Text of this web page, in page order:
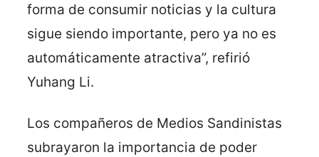
forma de consumir noticias y la cultura
sigue siendo importante, pero ya no es
automáticamente atractiva”, refirió
Yuhang Li.
Los compañeros de Medios Sandinistas
subrayaron la importancia de poder